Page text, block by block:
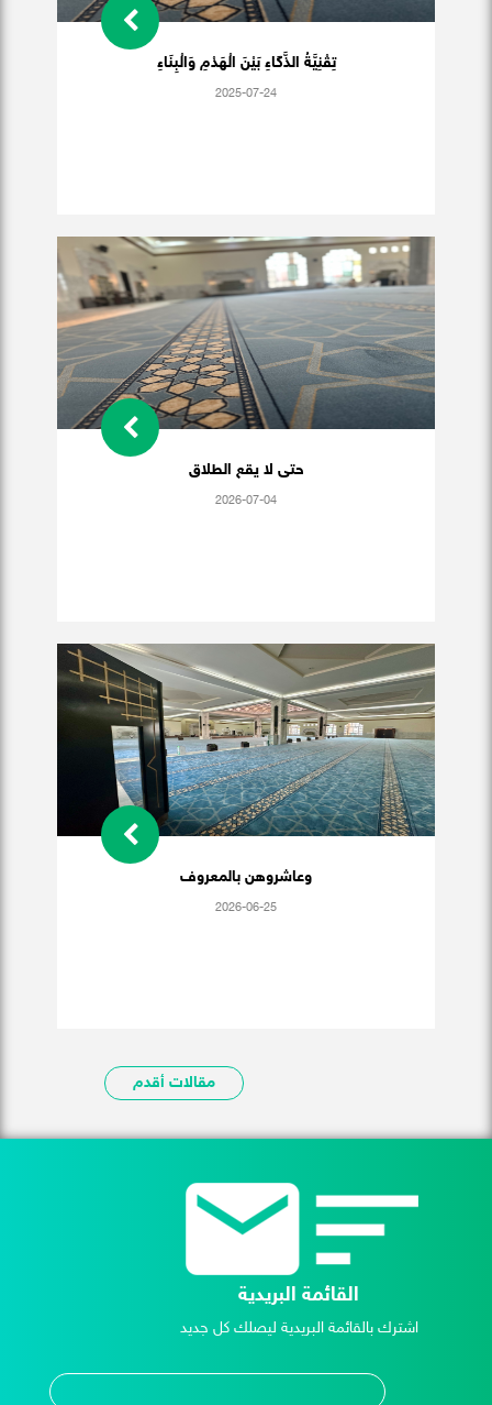
تِقْنِيَّةُ الذَّكَاءِ بَيْنَ الْهَدْمِ وَالْبِنَاءِ
2025-07-24
حتى لا يقع الطلاق
2026-07-04
وعاشروهن بالمعروف
2026-06-25
مقالات أقدم
القائمة البريدية
اشترك بالقائمة البريدية ليصلك كل جديد